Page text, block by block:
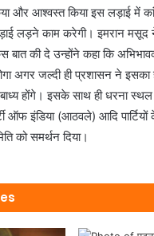
और आश्वस्त किया इस लड़ाई में
लड़ने काम करेगी। इमरान
बात की दे उन्होंने कहा कि
अगर जल्दी ही प्रशासन ने इसका
होंगे। इसके साथ ही धरना स्थल
ऑफ इंडिया (आठवले) आदि
को समर्थन दिया।